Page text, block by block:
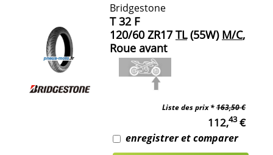
Bridgestone
T 32 F
120/60 ZR17 TL(55W) M/C,
Roue avant
Liste des prix *163,50 €
112,43€
enregistrer et comparer